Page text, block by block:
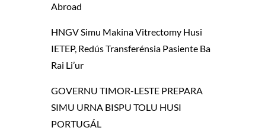
Abroad
HNGV Simu Makina Vitrectomy Husi
IETEP, Redús Transferénsia Pasiente Ba
Rai Li’ur
GOVERNU TIMOR-LESTE PREPARA
SIMU URNA BISPU TOLU HUSI
PORTUGÁL